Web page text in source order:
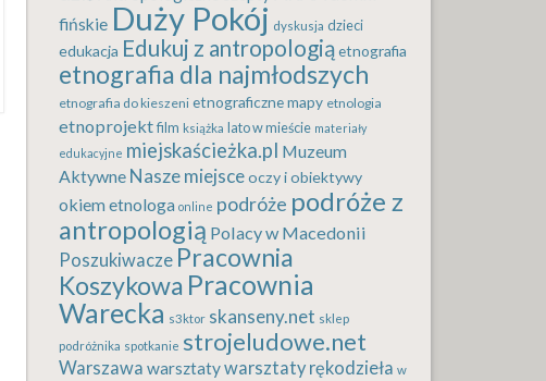
fińskie Duży Pokój dyskusja dzieci
edukacja Edukuj z antropologiąetnografia
etnografia dla najmłodszych
etnografia do kieszeni etnograficzne mapy etnologia
etnoprojekt film książka lato w mieście materiały
edukacyjne miejskaścieżka.pl Muzeum
Aktywne Nasze miejsceoczy i obiektywy
okiem etnologa online podróże podróże z
antropologią Polacy w Macedonii
Poszukiwacze Pracownia
Koszykowa Pracownia
Warecka s3ktor skanseny.net sklep
podróżnika spotkanie strojeludowe.net
Warszawa warsztatywarsztaty rękodzieła w